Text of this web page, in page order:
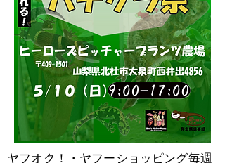
ヤフオク！・ヤフーショッピング毎週